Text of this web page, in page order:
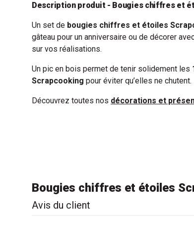
Description produit - Bougies chiffres et
Un set de bougies chiffres et étoiles
gâteau pour un anniversaire ou de décorer
sur vos réalisations.
Un pic en bois permet de tenir solidement les
Scrapcooking pour éviter qu’elles ne chutent.
Découvrez toutes nos décorations et
Bougies chiffres et étoiles
Avis du client